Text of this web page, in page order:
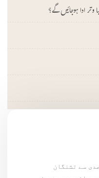
ادا ہوجائیں گے؟
سے تشنگان